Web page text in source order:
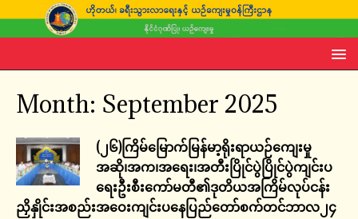
Month: September 2025
(၂၆)ကြိမ်မြောက်မြန်မာ့ရိုးရာယဉ်ကျေးမှု
အဆို၊အက၊အရေး၊အတီးပြိုင်ပွဲပြိုင်ပွဲကျင်းပ
ရေးဦးစီးကော်မတီ၏ဒုတိယအကြိမ်လုပ်ငန်း
ညှိနှိုင်းအစည်းအဝေးကျင်းပနေပြည်တော်စက်တင်ဘာလ၂၄